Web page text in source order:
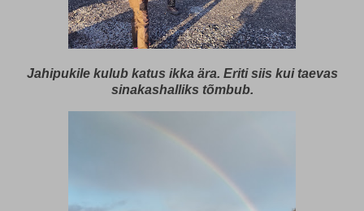
Jahipukile kulub katus ikka ära. Eriti siis kui taevas
sinakashalliks tõmbub.